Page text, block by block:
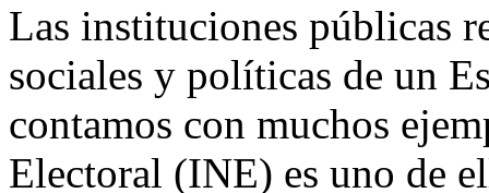
Las instituciones públicas
sociales y políticas de un
contamos con muchos
Electoral (INE) es uno de